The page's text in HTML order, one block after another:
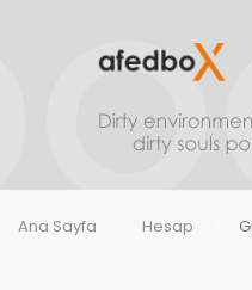
Ana Sayfa Hesap